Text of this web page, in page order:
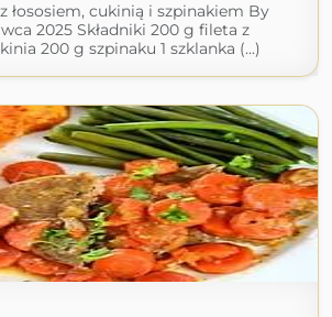
łososiem, cukinią i szpinakiem By
2025 Składniki 200 g fileta z
200 g szpinaku 1 szklanka (...)